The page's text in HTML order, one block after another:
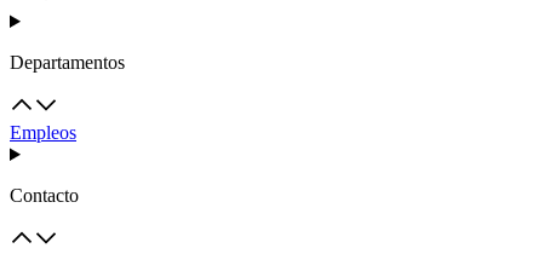
Departamentos
Empleos
Contacto